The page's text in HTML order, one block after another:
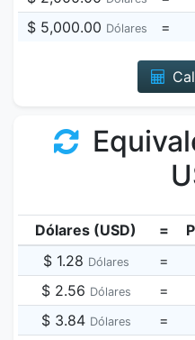
$ 5,000.00 Dólares =
Dólares (USD) =
$ 1.28 Dólares =
$ 2.56 Dólares =
$ 3.84 Dólares =